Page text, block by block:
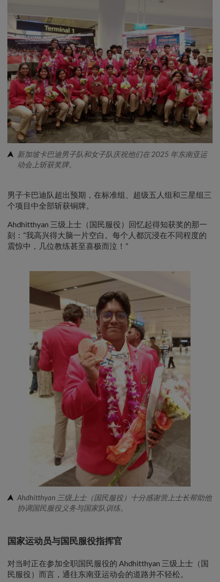
新加坡卡巴迪男子队和女子队庆祝他们在 2025 年东南亚运
动会上斩获奖牌。
男子卡巴迪队超出预期，在标准组、超级五人组和三星组三
个项目中全部斩获铜牌。
Ahdhitthyan 三级上士（国民服役）回忆起得知获奖的那一
刻：“我高兴得大脑一片空白。每个人都沉浸在不同程度的
震惊中，几位教练甚至喜极而泣！”
Ahdhitthyan 三级上士（国民服役）十分感谢营上士长帮助他
协调国民服役义务与国家队训练。
国家运动员与国民服役指挥官
对当时正在参加全职国民服役的 Ahdhitthyan 三级上士（国
民服役）而言，通往东南亚运动会的道路并不轻松。